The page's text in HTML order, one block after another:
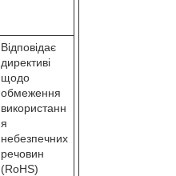
Відповідає
директиві
щодо
обмеження
використанн
я
небезпечних
речовин
(RoHS)